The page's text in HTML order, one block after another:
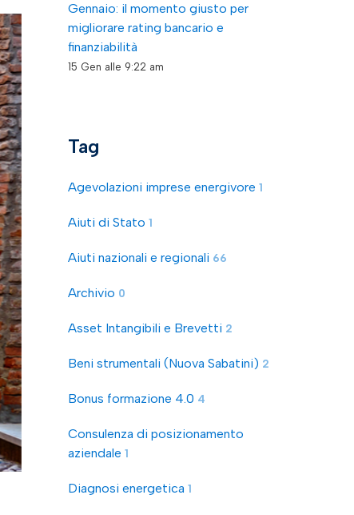
Gennaio: il momento giusto per
migliorare rating bancario e
finanziabilità
15 Gen alle 9:22 am
Tag
Agevolazioni imprese energivore 1
Aiuti di Stato 1
Aiuti nazionali e regionali 66
Archivio 0
Asset Intangibili e Brevetti 2
Beni strumentali (Nuova Sabatini) 2
Bonus formazione 4.0 4
Consulenza di posizionamento
aziendale 1
Diagnosi energetica 1